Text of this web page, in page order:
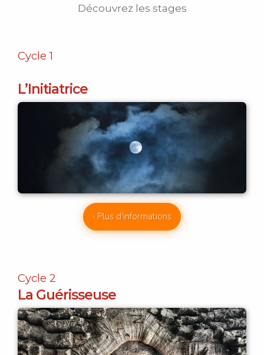
Découvrez les stages
Cycle 1
L’Initiatrice
› Plus d'informations
Cycle 2
La Guérisseuse